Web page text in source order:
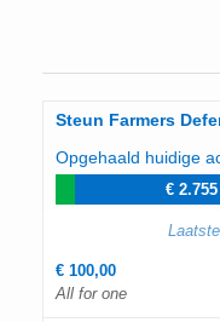
Steun Farmers
Opgehaald huidige
€ 2.755
€ 100,00
All for one